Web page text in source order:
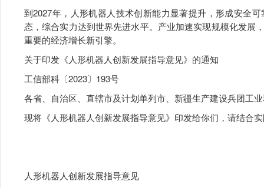
到2027年，人形机器人技术创新能力显著提升，形成安全
态，综合实力达到世界先进水平。产业加速实现规模化发展
重要的经济增长新引擎。
关于印发《人形机器人创新发展指导意见》的通知
工信部科〔2023〕193号
各省、自治区、直辖市及计划单列市、新疆生产建设兵团工
现将《人形机器人创新发展指导意见》印发给你们，请结合
人形机器人创新发展指导意见